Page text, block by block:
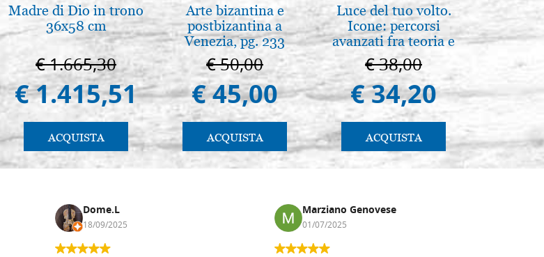
Madre di Dio in trono
36x58 cm
€ 1.665,30
€ 1.415,51
ACQUISTA
Arte bizantina e
postbizantina a
Venezia, pg. 233
€ 50,00
€ 45,00
ACQUISTA
Luce del tuo volto.
Icone: percorsi
avanzati fra teoria e
pratica. pg. 430
€ 38,00
€ 34,20
ACQUISTA
antico
€
€
Dome.L
18/09/2025
Marziano Genovese
01/07/2025